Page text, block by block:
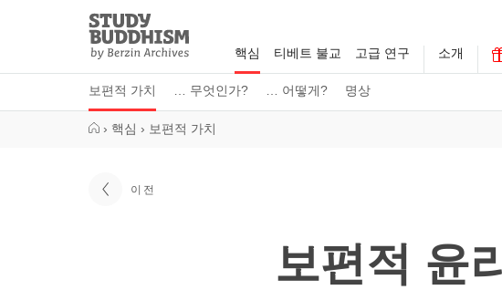
Study
Buddhism
Home
핵심
보편적 가치 … 무엇인가? … 어떻게? 명상
티베트 불교 고급 연구 소개
› 핵심 › 보편적 가치
이전
보편적 윤